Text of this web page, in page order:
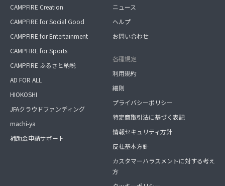
CAMPFIRE Creation
CAMPFIRE for Social Good
CAMPFIRE for Entertainment
CAMPFIRE for Sports
CAMPFIRE ふるさと納税
AD FOR ALL
HIOKOSHI
JFAクラウドファンディング
machi-ya
補助金申請サポート
ニュース
ヘルプ
お問い合わせ
各種規定
利用規約
細則
プライバシーポリシー
特定商取引法に基づく表記
情報セキュリティ方針
反社基本方針
カスタマーハラスメントに対する考え
方